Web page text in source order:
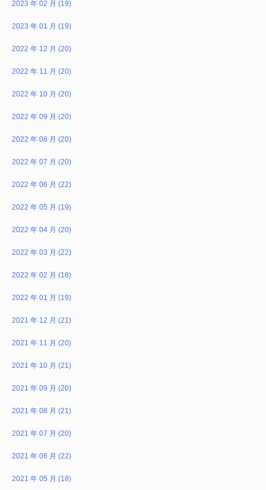
2023 年 02 月 (19)
2023 年 01 月 (19)
2022 年 12 月 (20)
2022 年 11 月 (20)
2022 年 10 月 (20)
2022 年 09 月 (20)
2022 年 08 月 (20)
2022 年 07 月 (20)
2022 年 06 月 (22)
2022 年 05 月 (19)
2022 年 04 月 (20)
2022 年 03 月 (22)
2022 年 02 月 (18)
2022 年 01 月 (19)
2021 年 12 月 (21)
2021 年 11 月 (20)
2021 年 10 月 (21)
2021 年 09 月 (20)
2021 年 08 月 (21)
2021 年 07 月 (20)
2021 年 06 月 (22)
2021 年 05 月 (18)